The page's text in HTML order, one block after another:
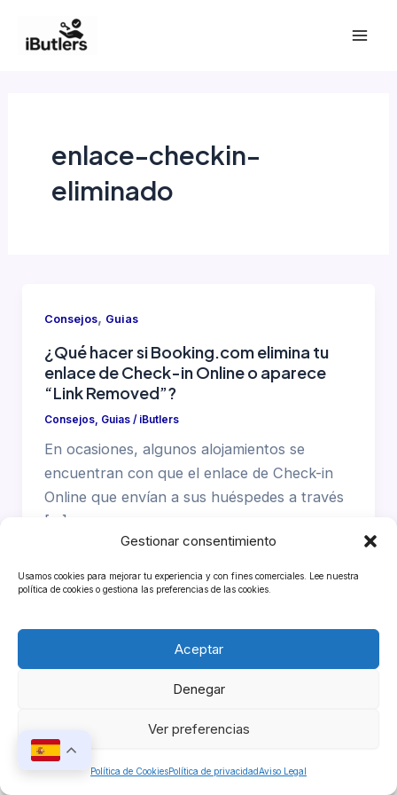
Gestionar consentimiento
Usamos cookies para mejorar tu experiencia y con fines comerciales. Lee nuestra
política de cookies o gestiona las preferencias de las cookies.
Aceptar
Denegar
Ver preferencias
Política de CookiesPolítica de privacidadAviso Legal
enlace-checkin-
eliminado
Consejos, Guias
¿Qué hacer si Booking.com elimina tu
enlace de Check-in Online o aparece
“Link Removed”?
Consejos, Guias/ iButlers
En ocasiones, algunos alojamientos se
encuentran con que el enlace de Check-in
Online que envían a sus huéspedes a través
[…]